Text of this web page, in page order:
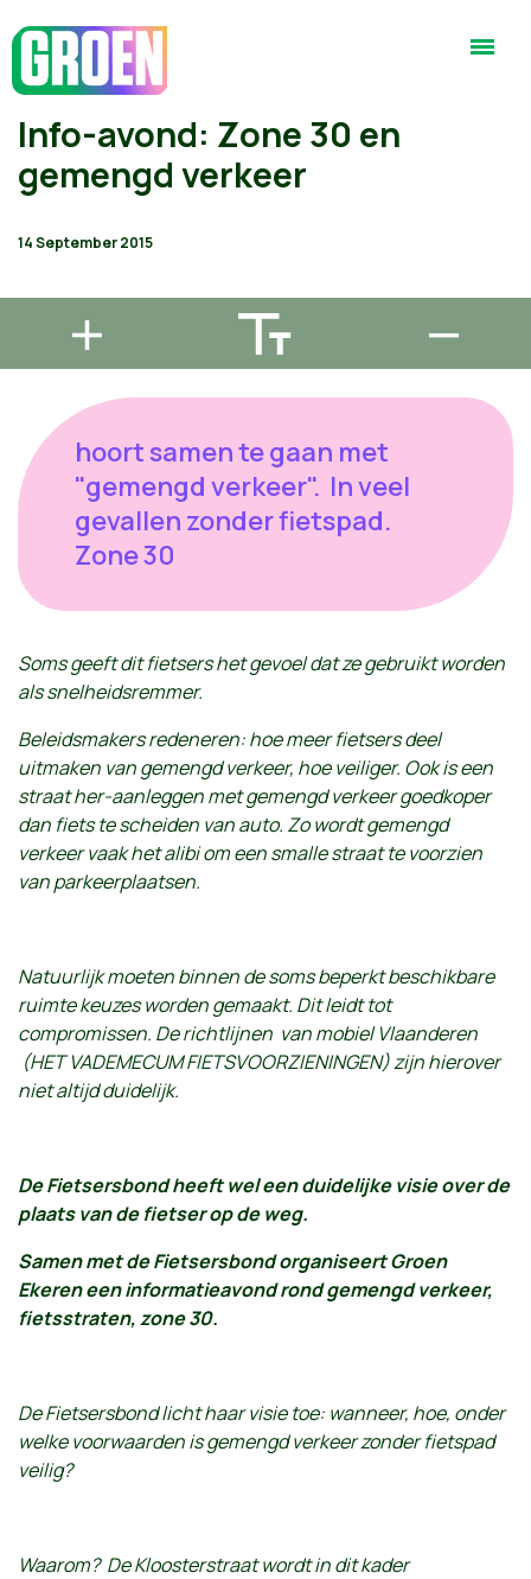
Info-avond: Zone 30 en
gemengd verkeer
14 September 2015
hoort samen te gaan met
"gemengd verkeer". In veel
gevallen zonder fietspad.
Zone 30
Soms geeft dit fietsers het gevoel dat ze gebruikt worden
als snelheidsremmer.
Beleidsmakers redeneren: hoe meer fietsers deel
uitmaken van gemengd verkeer, hoe veiliger. Ook is een
straat her-aanleggen met gemengd verkeer goedkoper
dan fiets te scheiden van auto. Zo wordt gemengd
verkeer vaak het alibi om een smalle straat te voorzien
van parkeerplaatsen.
Natuurlijk moeten binnen de soms beperkt beschikbare
ruimte keuzes worden gemaakt. Dit leidt tot
compromissen. De richtlijnen van mobiel Vlaanderen
(HET VADEMECUM FIETSVOORZIENINGEN) zijn hierover
niet altijd duidelijk.
De Fietsersbond heeft wel een duidelijke visie over de
plaats van de fietser op de weg.
Samen met de Fietsersbond organiseert Groen
Ekeren een informatieavond rond gemengd verkeer,
fietsstraten, zone 30.
De Fietsersbond licht haar visie toe: wanneer, hoe, onder
welke voorwaarden is gemengd verkeer zonder fietspad
veilig?
Waarom? De Kloosterstraat wordt in dit kader